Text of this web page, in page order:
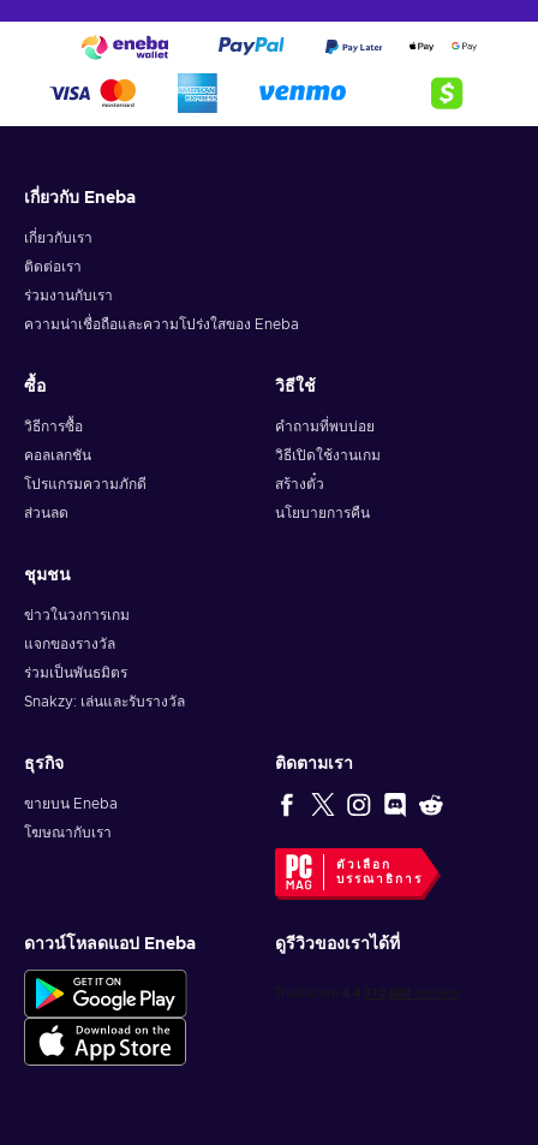
The legendary Payday Crew returns, torn from retirement by
a new threat spawned from their own chaos. They leave
behind Washington, D.C., for the vibrant streets of New York
City, where new challenges and lucrative opportunities await
cosmetics, and accolades. Choose your style: stealth or guns
Play solo or team up with trusted friends to conquer heists
and build unbreakable bonds. Buy the PAYDAY 3 Steam key
and embrace the thrill of the perfect score.
เกี่ยวกับ Eneba
เกี่ยวกับเรา
ติดต่อเรา
ร่วมงานกับเรา
ความน่าเชื่อถือและความโปร่งใสของ Eneba
ซื้อ
วิธีการซื้อ
คอลเลกชัน
โปรแกรมความภักดี
ส่วนลด
วิธีใช้
คำถามที่พบบ่อย
วิธีเปิดใช้งานเกม
สร้างตั๋ว
นโยบายการคืน
ชุมชน
ข่าวในวงการเกม
แจกของรางวัล
ร่วมเป็นพันธมิตร
Snakzy: เล่นและรับรางวัล
ธุรกิจ
ขายบน Eneba
โฆษณากับเรา
ติดตามเรา
ตัวเลือก
บรรณาธิการ
ดาวน์โหลดแอป Eneba ดูรีวิวของเราได้ที่